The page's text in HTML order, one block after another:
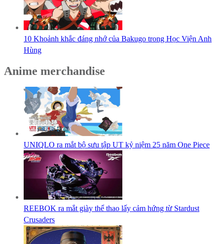
10 Khoảnh khắc đáng nhớ của Bakugo trong Học Viện Anh
Hùng
Anime merchandise
UNIQLO ra mắt bộ sưu tập UT kỷ niệm 25 năm One Piece
REEBOK ra mắt giày thể thao lấy cảm hứng từ Stardust
Crusaders